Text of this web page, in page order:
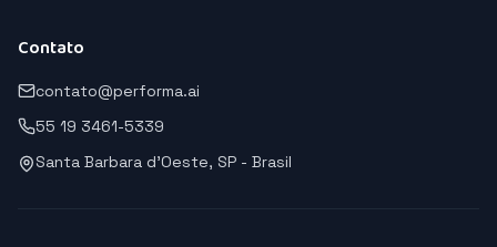
Contato
contato@performa.ai
55 19 3461-5339
Santa Barbara d'Oeste, SP - Brasil